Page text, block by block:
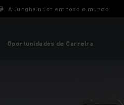
A Jungheinrich em todo o mundo
Oportunidades de Carreira